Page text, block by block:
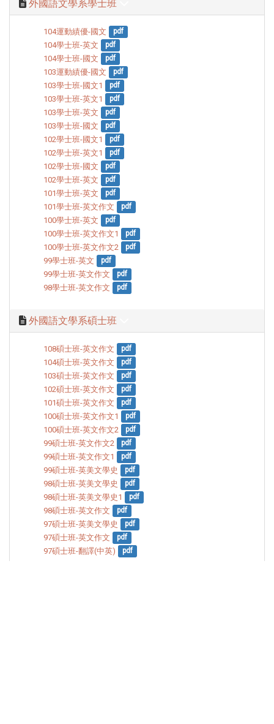
外國語文學系學士班
104運動績優-國文 pdf
104學士班-英文 pdf
104學士班-國文 pdf
103運動績優-國文 pdf
103學士班-國文1 pdf
103學士班-英文1 pdf
103學士班-英文 pdf
103學士班-國文 pdf
102學士班-國文1 pdf
102學士班-英文1 pdf
102學士班-國文 pdf
102學士班-英文 pdf
101學士班-英文 pdf
101學士班-英文作文 pdf
100學士班-英文 pdf
100學士班-英文作文1 pdf
100學士班-英文作文2 pdf
99學士班-英文 pdf
99學士班-英文作文 pdf
98學士班-英文作文 pdf
外國語文學系碩士班
108碩士班-英文作文 pdf
104碩士班-英文作文 pdf
103碩士班-英文作文 pdf
102碩士班-英文作文 pdf
101碩士班-英文作文 pdf
100碩士班-英文作文1 pdf
100碩士班-英文作文2 pdf
99碩士班-英文作文2 pdf
99碩士班-英文作文1 pdf
99碩士班-英美文學史 pdf
98碩士班-英美文學史 pdf
98碩士班-英美文學史1 pdf
98碩士班-英文作文 pdf
97碩士班-英美文學史 pdf
97碩士班-英文作文 pdf
97碩士班-翻譯(中英) pdf